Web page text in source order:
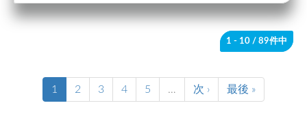
1 - 10 / 89件中
1 2 3 4 5 … 次 › 最後 »